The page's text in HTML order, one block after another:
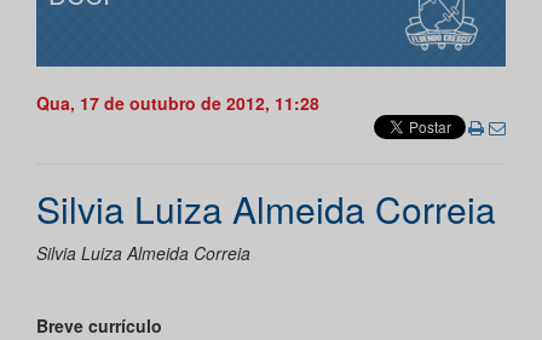
Qua, 17 de outubro de 2012, 11:28
Silvia Luiza Almeida Correia
Silvia Luiza Almeida Correia
Breve currículo